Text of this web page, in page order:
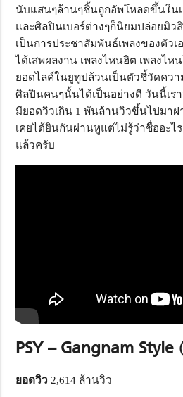
นับแสนๆล้านๆชิ้นถูกอัพโหลดขึ้นใน
และศิลปินเบอร์ต่างๆก็นิยมปล่อยมิว
เป็นการประชาสัมพันธ์เพลงของตัว
ได้เสพผลงาน เพลงไหนฮิต เพลงไ
ยอดไลค์ในยูทูปล้วนเป็นตัวชี้วัดควา
ศิลปินคนๆนั้นได้เป็นอย่างดี วันนี้เรา
มียอดวิวเกิน 1 พันล้านวิวขึ้นไปมาฝ
เคยได้ยินกันผ่านหูแต่ไม่รู้ว่าชื่ออะไ
แล้วครับ
PSY – Gangnam Style
ยอดวิว 2,614 ล้านวิว